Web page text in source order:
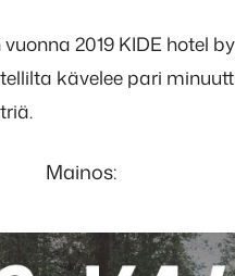
2019 KIDE hotel
kävelee pari
Mainos: